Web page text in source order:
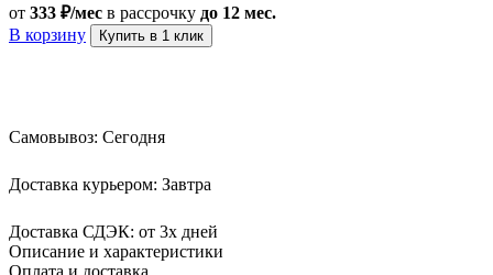
от 333 ₽/мес в рассрочку до 12 мес.
В корзину
Купить в 1 клик
Самовывоз: Сегодня
Доставка курьером: Завтра
Доставка СДЭК: от 3х дней
Описание и характеристики